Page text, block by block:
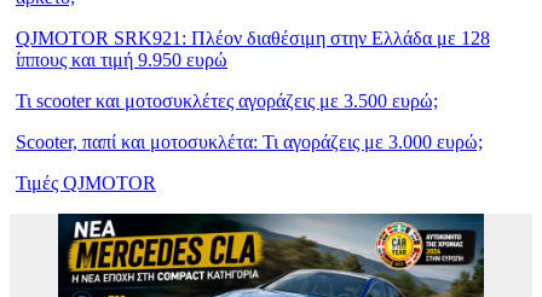
QJMOTOR SRK921: Πλέον διαθέσιμη στην Ελλάδα με 128
ίππους και τιμή 9.950 ευρώ
Τι scooter και μοτοσυκλέτες αγοράζεις με 3.500 ευρώ;
Scooter, παπί και μοτοσυκλέτα: Τι αγοράζεις με 3.000 ευρώ;
Τιμές QJMOTOR